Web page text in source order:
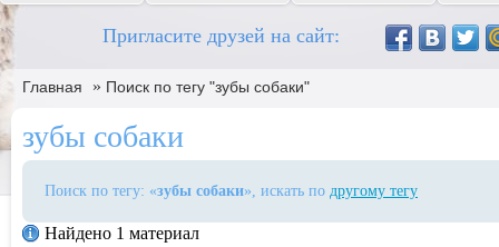
Пригласите друзей на сайт:
Главная » Поиск по тегу "зубы собаки"
зубы собаки
Поиск по тегу: «зубы собаки», искать по другому тегу
Найдено 1 материал